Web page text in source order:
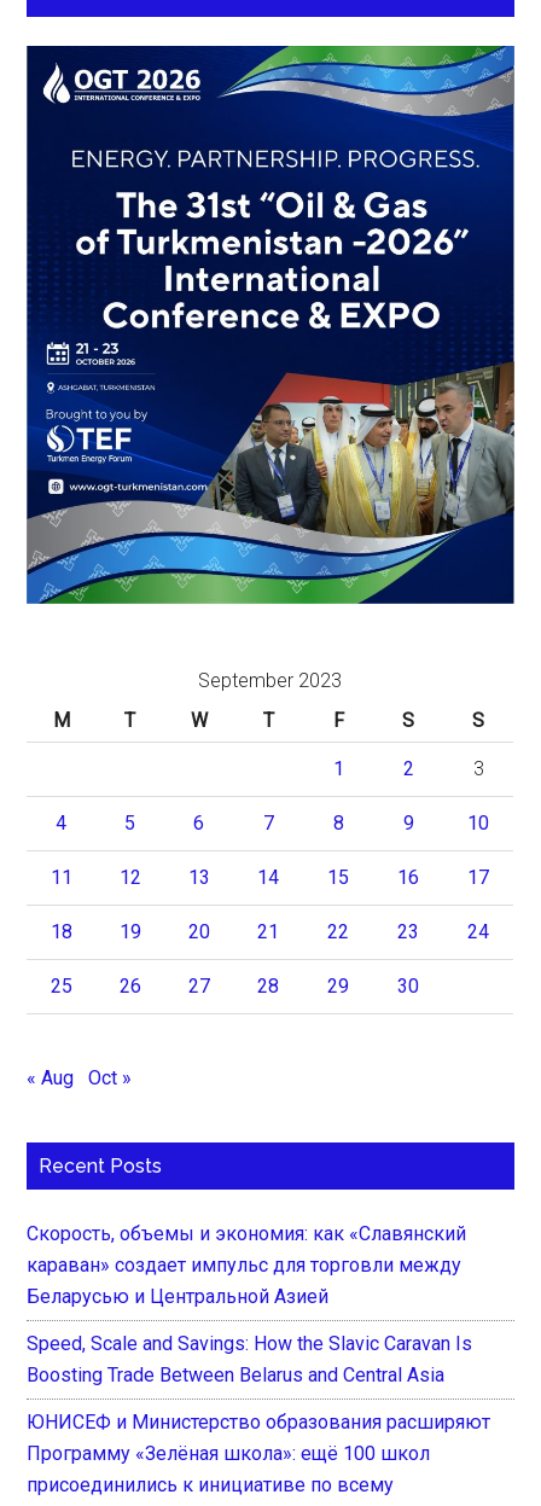
September 2023
M
T W T F S S
1 2 3
4 5 6 7 8 9 10
11 12 13 14 15 16 17
18 19 20 21 22 23 24
25 26 27 28 29 30
« Aug Oct »
Recent Posts
Скорость, объемы и экономия: как «Славянский
караван» создает импульс для торговли между
Беларусью и Центральной Азией
Speed, Scale and Savings: How the Slavic Caravan Is
Boosting Trade Between Belarus and Central Asia
ЮНИСЕФ и Министерство образования расширяют
Программу «Зелёная школа»: ещё 100 школ
присоединились к инициативе по всему